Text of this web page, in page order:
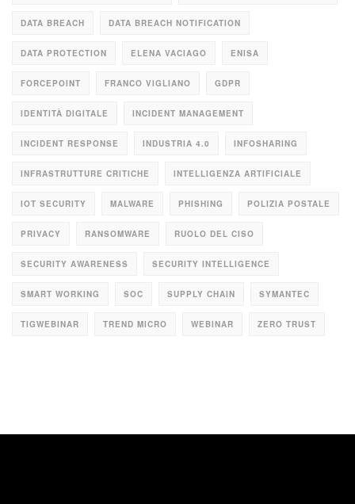
DATA BREACH DATA BREACH NOTIFICATION
DATA PROTECTION ELENA VACIAGO ENISA
FORCEPOINT FRANCO VIGLIANO GDPR
IDENTITÀ DIGITALE INCIDENT MANAGEMENT
INCIDENT RESPONSE INDUSTRIA 4.0 INFOSHARING
INFRASTRUTTURE CRITICHE INTELLIGENZA ARTIFICIALE
IOT SECURITY MALWARE PHISHING POLIZIA POSTALE
PRIVACY RANSOMWARE RUOLO DEL CISO
SECURITY AWARENESS SECURITY INTELLIGENCE
SMART WORKING SOC SUPPLY CHAIN SYMANTEC
TIGWEBINAR TREND MICRO WEBINAR ZERO TRUST